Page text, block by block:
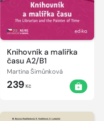
Knihovník a malířka
času A2/B1
Martina Šimůnková
239 Kč